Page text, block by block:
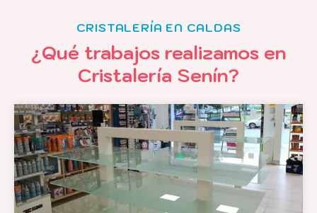
CRISTALERÍA EN CALDAS
¿Qué trabajos realizamos en
Cristalería Senín?